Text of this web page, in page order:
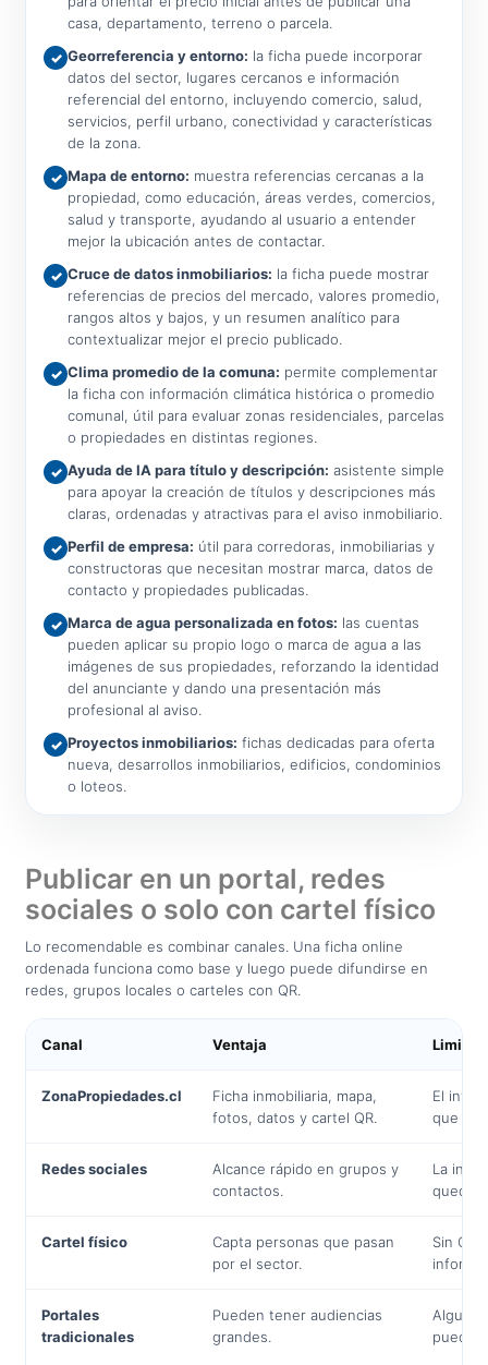
casa, departamento, terreno o parcela.
✓ Georreferencia y entorno: la ficha puede incorporar
datos del sector, lugares cercanos e información
referencial del entorno, incluyendo comercio, salud,
servicios, perfil urbano, conectividad y características
de la zona.
✓ Mapa de entorno: muestra referencias cercanas a la
propiedad, como educación, áreas verdes, comercios,
salud y transporte, ayudando al usuario a entender
mejor la ubicación antes de contactar.
✓ Cruce de datos inmobiliarios: la ficha puede mostrar
referencias de precios del mercado, valores promedio,
rangos altos y bajos, y un resumen analítico para
contextualizar mejor el precio publicado.
✓ Clima promedio de la comuna: permite complementar
la ficha con información climática histórica o promedio
comunal, útil para evaluar zonas residenciales, parcelas
o propiedades en distintas regiones.
✓ Ayuda de IA para título y descripción: asistente simple
para apoyar la creación de títulos y descripciones más
claras, ordenadas y atractivas para el aviso inmobiliario.
✓ Perfil de empresa: útil para corredoras, inmobiliarias y
constructoras que necesitan mostrar marca, datos de
contacto y propiedades publicadas.
✓ Marca de agua personalizada en fotos: las cuentas
pueden aplicar su propio logo o marca de agua a las
imágenes de sus propiedades, reforzando la identidad
del anunciante y dando una presentación más
profesional al aviso.
✓ Proyectos inmobiliarios: fichas dedicadas para oferta
nueva, desarrollos inmobiliarios, edificios, condominios
o loteos.
Publicar en un portal, redes
sociales o solo con cartel físico
Lo recomendable es combinar canales. Una ficha online
ordenada funciona como base y luego puede difundirse en
redes, grupos locales o carteles con QR.
Canal Ventaja
ZonaPropiedades.cl
Ficha inmobiliaria, mapa,
fotos, datos y cartel QR.
El
que
Redes sociales
Alcance rápido en grupos y
contactos.
La
queda
Cartel físico
Capta personas que pasan
por el sector.
Sin
Portales
tradicionales
Pueden tener audiencias
grandes.
pueden